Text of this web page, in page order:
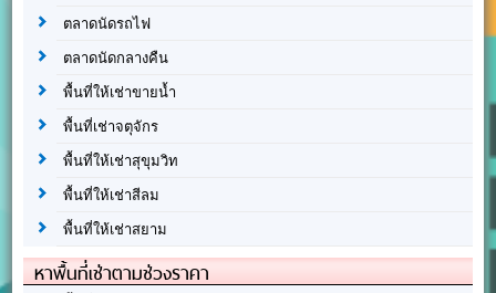
ตลาดนัดรถไฟ
ตลาดนัดกลางคืน
พื้นที่ให้เช่าขายน้ำ
พื้นที่เช่าจตุจักร
พื้นที่ให้เช่าสุขุมวิท
พื้นที่ให้เช่าสีลม
พื้นที่ให้เช่าสยาม
หาพื้นที่เช่าตามช่วงราคา